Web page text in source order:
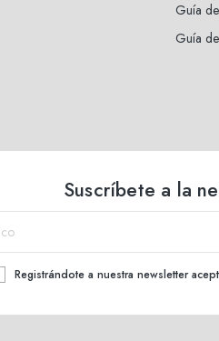
Guía
Guía
Suscríbete a la
Registrándote a nuestra newsletter